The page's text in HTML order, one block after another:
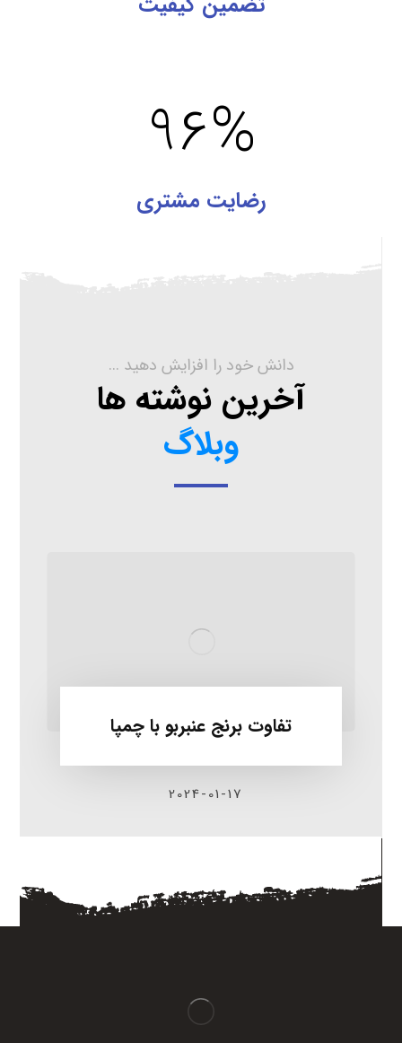
96%
رضایت مشتری
دانش خود را افزایش دهید ...
آخرین نوشته ها
وبلاگ
تفاوت برنج عنبربو با چمپا
2024-01-17